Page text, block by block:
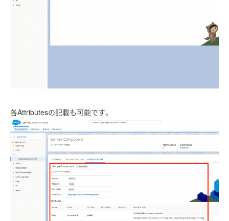
各Attributesの記載も可能です。